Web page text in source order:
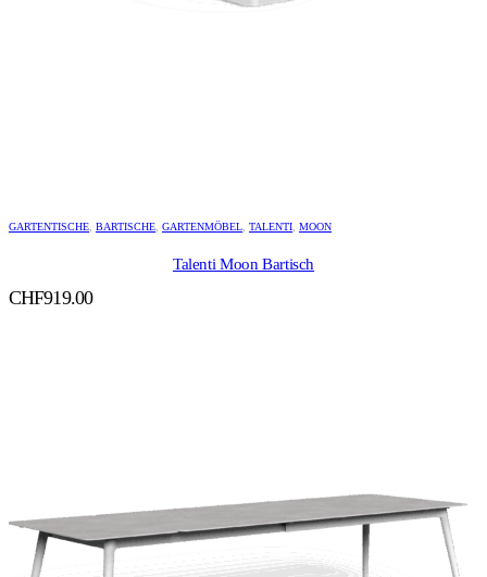
GARTENTISCHE, BARTISCHE, GARTENMÖBEL, TALENTI, MOON
Talenti Moon Bartisch
CHF919.00